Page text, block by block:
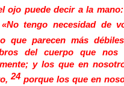
ojo puede decir a la
tengo necesidad de
que parecen más
del cuerpo que nos
y los que en
24 porque los que en